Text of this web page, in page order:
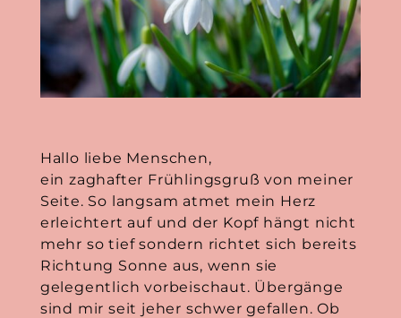
Hallo liebe Menschen,
ein zaghafter Frühlingsgruß von meiner
Seite. So langsam atmet mein Herz
erleichtert auf und der Kopf hängt nicht
mehr so tief sondern richtet sich bereits
Richtung Sonne aus, wenn sie
gelegentlich vorbeischaut. Übergänge
sind mir seit jeher schwer gefallen. Ob